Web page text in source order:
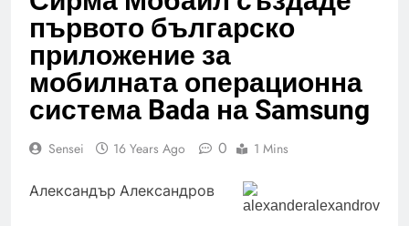
първото българско
приложение за
мобилната операционна
система Bada на Samsung
Sensei 16 Years Ago 0 1 Mins
Александър Александров